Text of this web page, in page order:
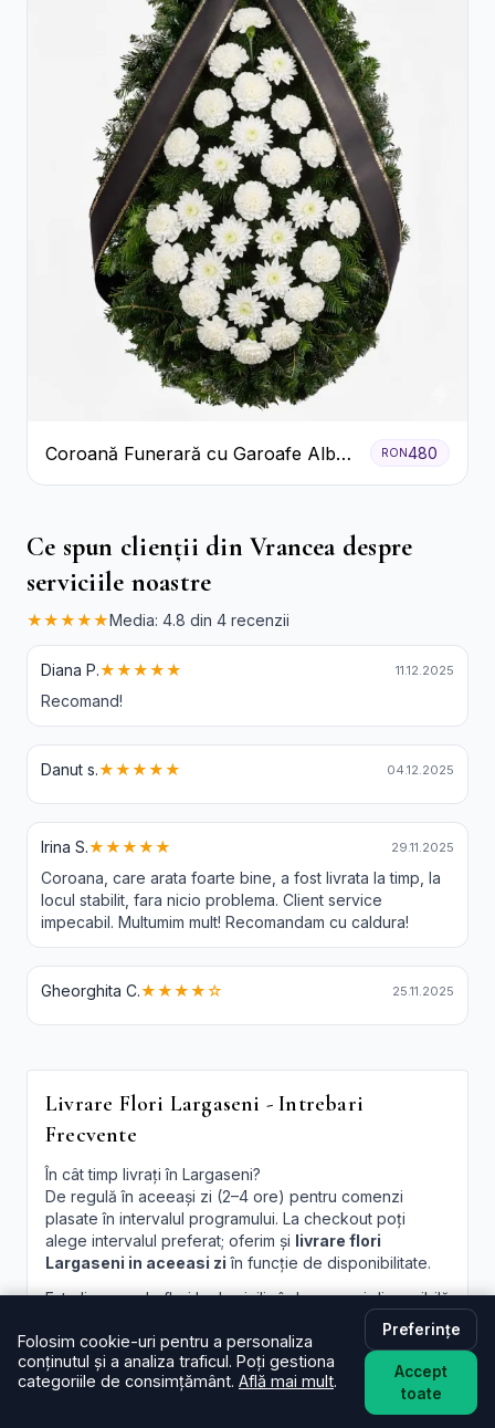
Coroană Funerară cu Garoafe Albe
și Crizanteme
RON 480
Ce spun clienții din Vrancea despre
serviciile noastre
★★★★★Media: 4.8 din 4 recenzii
Diana P.★★★★★ 11.12.2025
Recomand!
Danut s.★★★★★ 04.12.2025
Irina S.★★★★★ 29.11.2025
Coroana, care arata foarte bine, a fost livrata la timp, la
locul stabilit, fara nicio problema. Client service
impecabil. Multumim mult! Recomandam cu caldura!
Gheorghita C.★★★★☆ 25.11.2025
Livrare Flori Largaseni - Intrebari
Frecvente
În cât timp livrați în Largaseni?
De regulă în aceeași zi (2–4 ore) pentru comenzi
plasate în intervalul programului. La checkout poți
alege intervalul preferat; oferim și livrare flori
Largaseni in aceeasi zi în funcție de disponibilitate.
Este livrarea de flori la domiciliu în Largaseni disponibilă
Da, în majoritatea cazurilor livrăm și sâmbăta. În
perioade aglomerate pot exista sloturi limitate, afișate
la finalizare.
Folosim cookie-uri pentru a personaliza
conținutul și a analiza traficul. Poți gestiona
categoriile de consimțământ. Află mai mult.
Preferințe
Accept
toate